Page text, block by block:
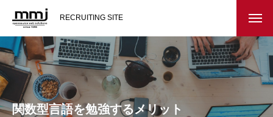
RECRUITING SITE
会社を知る
メッセージ
会社概要
関数型言語を勉強するメリット